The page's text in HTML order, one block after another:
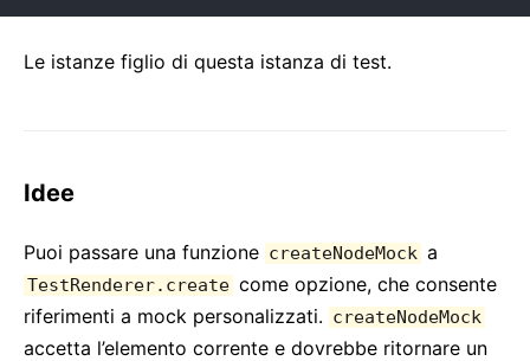
Le istanze figlio di questa istanza di test.
Idee
Puoi passare una funzione createNodeMock a
TestRenderer.create come opzione, che consente
riferimenti a mock personalizzati. createNodeMock
accetta l’elemento corrente e dovrebbe ritornare un